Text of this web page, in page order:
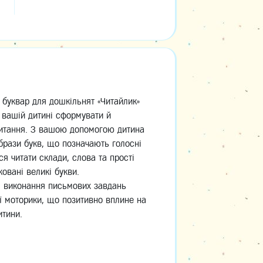
для дошкільнят «Читайлик»
дитині сформувати й
З вашою допомогою дитина
букв, що позначають голосні
читати склади, слова та прості
великі букви.
письмових завдань
моторики, що позитивно вплине на